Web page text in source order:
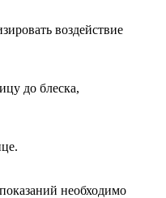
воздействие
до блеска,
необходимо